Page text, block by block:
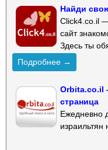
Найди
Click4.co.il
сайт
Здесь ты
Подробнее →
Orbita.co.il
страница
Ежедневно